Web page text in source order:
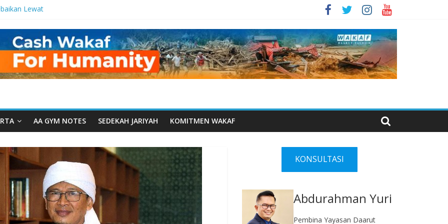
Lewat
Manfaat
dari Serua:
Yayasan
Daarut Tauhiid
Ketika
Wakaf
Wakaf
AA GYM NOTES SEDEKAH JARIYAH KOMITMEN WAKAF
KONSULTASI
Abdurahman Yuri
Pembina Yayasan Daarut